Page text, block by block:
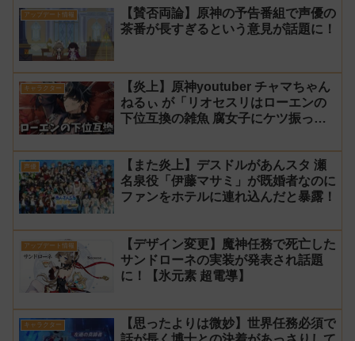
スネージナヤ」が一斉に発表！【声優
氷神 第10位】
アップデート情報
【賛否両論】原神の予告番組で声優の
茶番が長すぎるという意見が話題に！
キャラクター
【炎上】原神youtuber チャマちゃん
ねるぃ が「リオセスリはローエンの
下位互換の雑魚 腐女子にケツ振って
声優
【また炎上】デスドルがあんスタ 瀬
名泉役「伊藤マサミ」が既婚者なのに
ファンをホテルに連れ込んだと暴露！
アップデート情報
【デザイン変更】魔神任務で死亡した
サンドローネの実装が発表され話題
に！【氷元素 超電導】
キャラクター
【思ったよりは微妙】世界任務必須で